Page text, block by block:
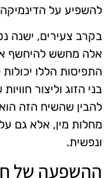
להשפיע על הדינמיקה
בקרב צעירים, ישנה
אלה מחשש להיחשף
התפיסות הללו
בני הזוג וליצור
להבין שהשיח הזה
מחלות מין, אלא גם
ונפשית.
ההשפעה של